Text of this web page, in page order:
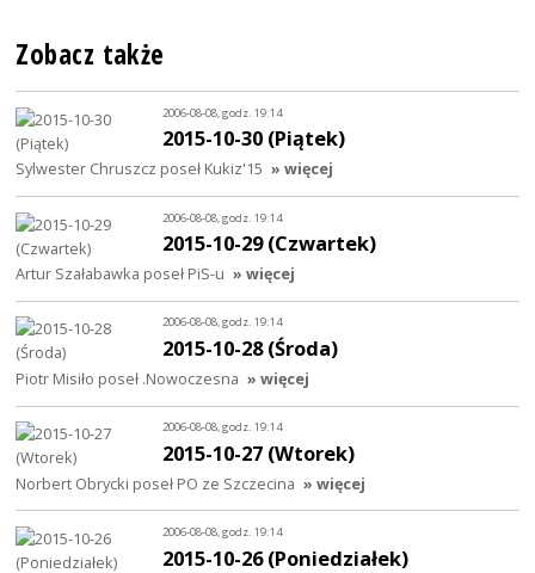
Zobacz także
2006-08-08, godz. 19:14
2015-10-30 (Piątek)
Sylwester Chruszcz poseł Kukiz'15 » więcej
2006-08-08, godz. 19:14
2015-10-29 (Czwartek)
Artur Szałabawka poseł PiS-u » więcej
2006-08-08, godz. 19:14
2015-10-28 (Środa)
Piotr Misiło poseł .Nowoczesna » więcej
2006-08-08, godz. 19:14
2015-10-27 (Wtorek)
Norbert Obrycki poseł PO ze Szczecina » więcej
2006-08-08, godz. 19:14
2015-10-26 (Poniedziałek)